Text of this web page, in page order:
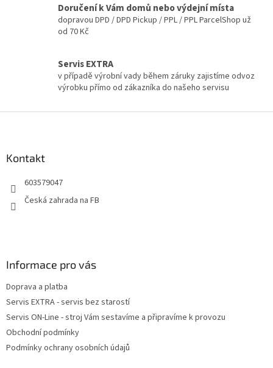
p
r
v
ý
p
Doručení k Vám domů nebo výdejní místa
dopravou DPD / DPD Pickup / PPL / PPL ParcelShop už
od 70 Kč
Servis EXTRA
v případě výrobní vady během záruky zajistíme odvoz
výrobku přímo od zákazníka do našeho servisu
Kontakt
603579047
Česká zahrada na FB
Informace pro vás
Doprava a platba
Servis EXTRA - servis bez starostí
Servis ON-Line - stroj Vám sestavíme a připravíme k provozu
Obchodní podmínky
Podmínky ochrany osobních údajů